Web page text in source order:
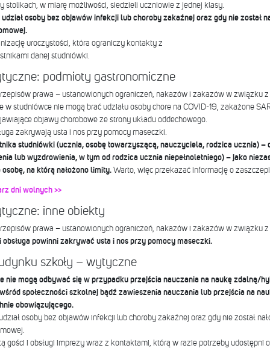
stolikach, w miarę możliwości, siedzieli uczniowie z jednej klasy.
osoby bez objawów infekcji lub choroby zakaźnej oraz gdy nie został
uroczystości, która ograniczy kontakty z
danej studniówki.
podmioty gastronomiczne
prawa – ustanowionych ograniczeń, nakazów i zakazów w związku
w studniówce nie mogą brać udziału osoby chore na COVID-19, zakażone
objawy chorobowe ze strony układu oddechowego.
zakrywają usta i nos przy pomocy maseczki.
studniówki (ucznia, osobę towarzyszącą, nauczyciela, rodzica ucznia) –
lub wyzdrowienia, w tym od rodzica ucznia niepełnoletniego) – jako
na którą nałożono limity. Warto, więc przekazać informację o
dni wolnych >>
inne obiekty
prawa – ustanowionych ograniczeń, nakazów i zakazów w związku
powinni zakrywać usta i nos przy pomocy maseczki.
szkoły – wytyczne
nie mogą odbywać się w przypadku przejścia nauczania na naukę zdalną/
społeczności szkolnej bądź zawieszenia nauczania lub przejścia na
obowiązującego.
osoby bez objawów infekcji lub choroby zakaźnej oraz gdy nie został
gości i obsługi imprezy wraz z kontaktami, którą w razie potrzeby udostępni